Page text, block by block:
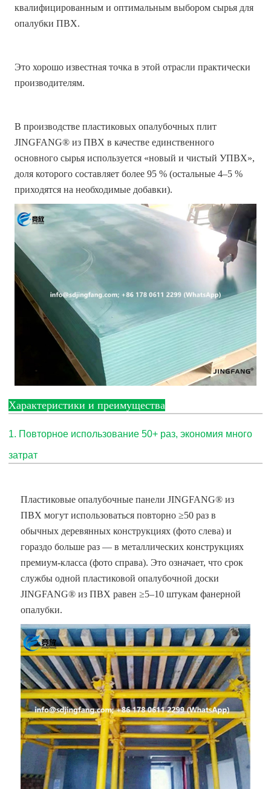
квалифицированным и оптимальным выбором сырья для
опалубки ПВХ.
Это хорошо известная точка в этой отрасли практически
производителям.
В производстве пластиковых опалубочных плит
JINGFANG® из ПВХ в качестве единственного
основного сырья используется «новый и чистый УПВХ»,
доля которого составляет более 95 % (остальные 4–5 %
приходятся на необходимые добавки).
Характеристики и преимущества
1. Повторное использование 50+ раз, экономия много
затрат
Пластиковые опалубочные панели JINGFANG® из
ПВХ могут использоваться повторно ≥50 раз в
обычных деревянных конструкциях (фото слева) и
гораздо больше раз — в металлических конструкциях
премиум-класса (фото справа). Это означает, что срок
службы одной пластиковой опалубочной доски
JINGFANG® из ПВХ равен ≥5–10 штукам фанерной
опалубки.